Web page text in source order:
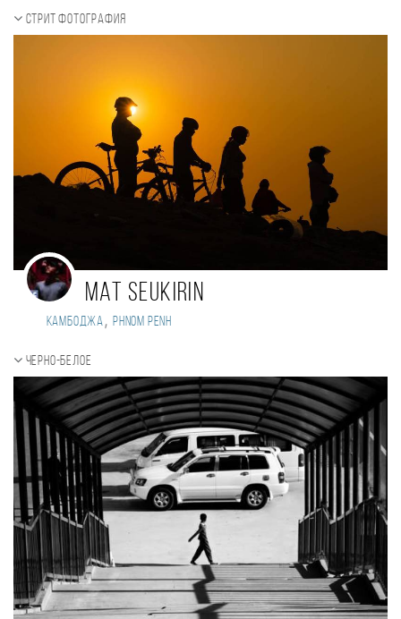
Стрит фотография
Mat Seukirin
Камбоджа, Phnom Penh
Черно-белое